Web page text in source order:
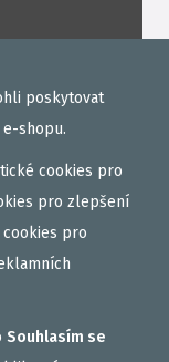
poskytovat
shopu.
cookies pro
pro zlepšení
pro
Souhlasím se